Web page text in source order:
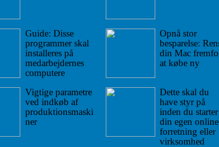
Guide: Disse
programmer skal
installeres på
medarbejdernes
computere
Vigtige parametre
ved indkøb af
produktionsmaski
ner
Opnå stor
besparelse:
din Mac
at købe ny
Dette skal du
have styr på
inden du starter
din egen online
forretning eller
virksomhed
skal